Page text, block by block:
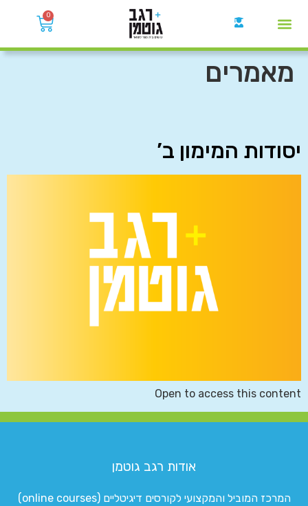
0
מאמרים
יסודות המימון ב’
Open to access this content
אודות רגב גוטמן
המרכז המוביל והמקצועי לקורסים דיגיטליים (online courses)